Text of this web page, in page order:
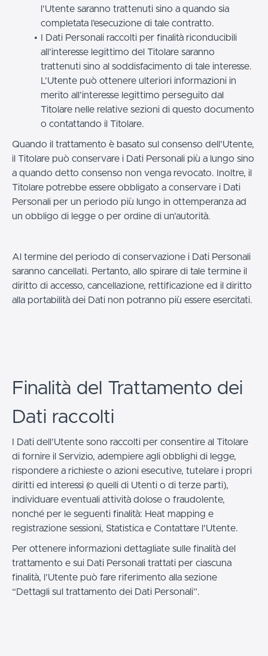
l’Utente saranno trattenuti sino a quando sia
completata l’esecuzione di tale contratto.
I Dati Personali raccolti per finalità riconducibili
all’interesse legittimo del Titolare saranno
trattenuti sino al soddisfacimento di tale interesse.
L’Utente può ottenere ulteriori informazioni in
merito all’interesse legittimo perseguito dal
Titolare nelle relative sezioni di questo documento
o contattando il Titolare.
Quando il trattamento è basato sul consenso dell’Utente,
il Titolare può conservare i Dati Personali più a lungo sino
a quando detto consenso non venga revocato. Inoltre, il
Titolare potrebbe essere obbligato a conservare i Dati
Personali per un periodo più lungo in ottemperanza ad
un obbligo di legge o per ordine di un’autorità.
Al termine del periodo di conservazione i Dati Personali
saranno cancellati. Pertanto, allo spirare di tale termine il
diritto di accesso, cancellazione, rettificazione ed il diritto
alla portabilità dei Dati non potranno più essere esercitati.
Finalità del Trattamento dei
Dati raccolti
I Dati dell’Utente sono raccolti per consentire al Titolare
di fornire il Servizio, adempiere agli obblighi di legge,
rispondere a richieste o azioni esecutive, tutelare i propri
diritti ed interessi (o quelli di Utenti o di terze parti),
individuare eventuali attività dolose o fraudolente,
nonché per le seguenti finalità: Heat mapping e
registrazione sessioni, Statistica e Contattare l'Utente.
Per ottenere informazioni dettagliate sulle finalità del
trattamento e sui Dati Personali trattati per ciascuna
finalità, l’Utente può fare riferimento alla sezione
“Dettagli sul trattamento dei Dati Personali”.